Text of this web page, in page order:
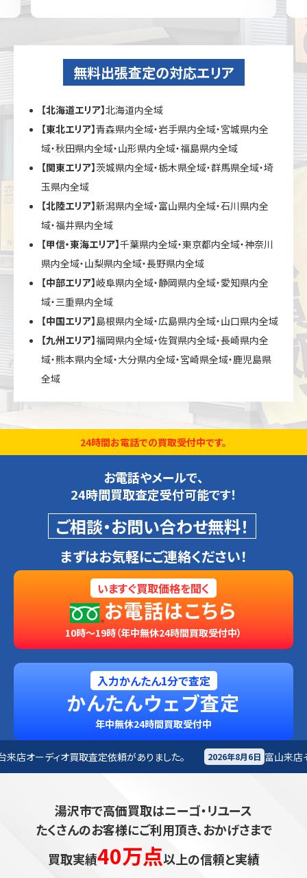
無料出張査定の対応エリア
【北海道エリア】北海道内全域
【東北エリア】青森県内全域・岩手県内全域・宮城県内全
域・秋田県内全域・山形県内全域・福島県内全域
【関東エリア】茨城県内全域・栃木県全域・群馬県全域・埼
玉県内全域
【北陸エリア】新潟県内全域・富山県内全域・石川県内全
域・福井県内全域
【甲信・東海エリア】千葉県内全域・東京都内全域・神奈川
県内全域・山梨県内全域・長野県内全域
【中部エリア】岐阜県内全域・静岡県内全域・愛知県内全
域・三重県内全域
【中国エリア】島根県内全域・広島県内全域・山口県内全域
【九州エリア】福岡県内全域・佐賀県内全域・長崎県内全
域・熊本県内全域・大分県内全域・宮崎県全域・鹿児島県
全域
24時間お電話での買取受付中です。
お電話やメールで、
24時間買取査定受付可能です！
ご相談・お問い合わせ無料！
まずはお気軽にご連絡ください！
いますぐ買取価格を聞く
お電話はこちら
10時～19時（年中無休24時間買取受付中）
入力かんたん1分で査定
かんたんウェブ査定
年中無休24時間買取受付中
頼がありました。 2026年8月6日 富山来店 その他買取査定依頼があ
湯沢市で高価買取はニーゴ・リユース
たくさんのお客様にご利用頂き、おかげさまで
買取実績40万点以上の信頼と実績